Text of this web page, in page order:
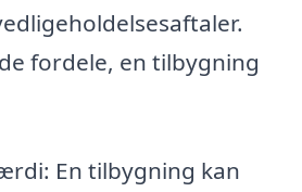
fordele, en tilbygning
En tilbygning kan